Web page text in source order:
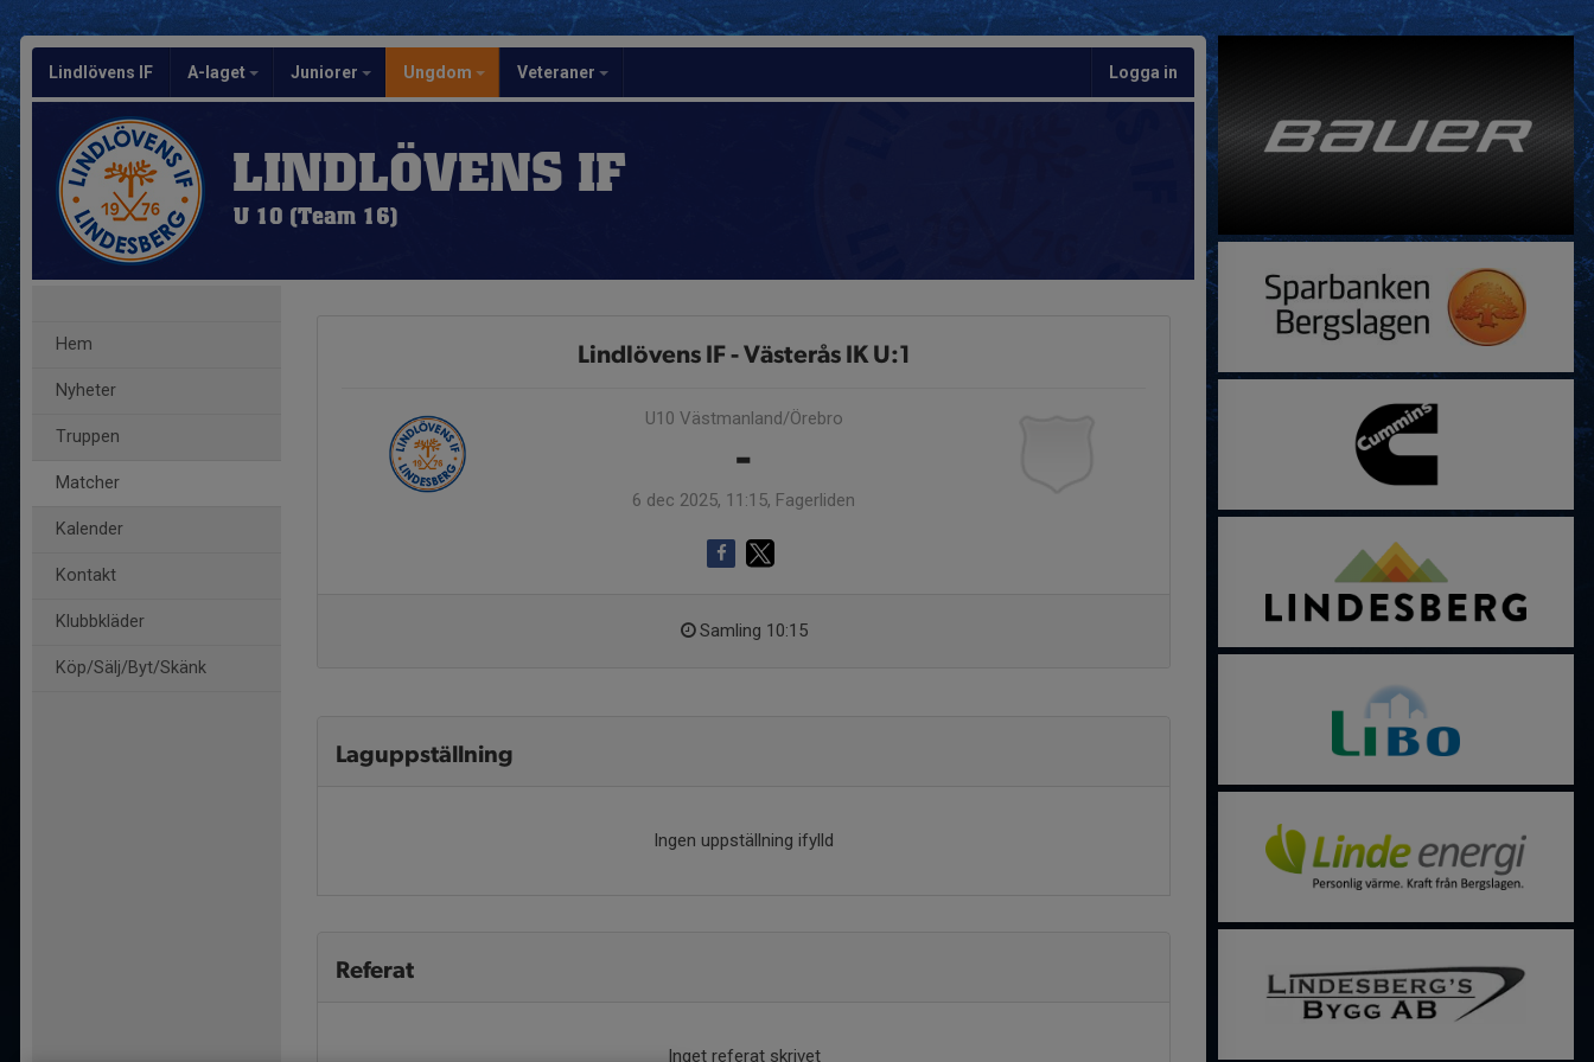
Lindlövens IF A-laget Juniorer Ungdom Veteraner Logga in
LINDLÖVENS IF
U 10 (Team 16)
Hem
Nyheter
Truppen
Matcher
Kalender
Kontakt
Klubbkläder
Köp/Sälj/Byt/Skänk
Lindlövens IF - Västerås IK U:1
U10 Västmanland/Örebro
-
6 dec 2025, 11:15, Fagerliden
Samling 10:15
Laguppställning
Ingen uppställning ifylld
Referat
Inget referat skrivet